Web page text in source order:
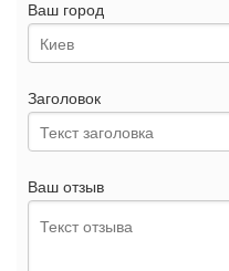
Ваш город
Заголовок
Ваш отзыв